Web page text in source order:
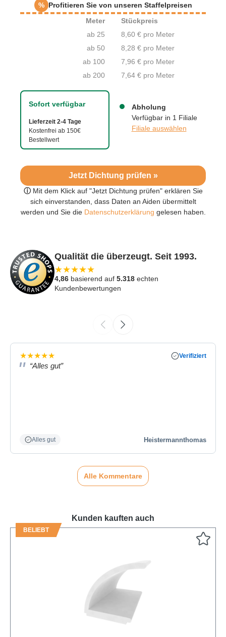
Jetzt Dichtung prüfen »
ⓘ Mit dem Klick auf "Jetzt Dichtung prüfen" erklären Sie
sich einverstanden, dass Daten an Aiden übermittelt
werden und Sie dieDatenschutzerklärung gelesen haben.
Sofort verfügbar
Lieferzeit 2-4 Tage
Kostenfrei ab 150€
Bestellwert
Abholung
Verfügbar in 1 Filiale
Filiale auswählen
% Profitieren Sie von unseren Staffelpreisen
Meter
Stückpreis
ab 25
8,60 € pro Meter
ab 50
8,28 € pro Meter
ab 100
7,96 € pro Meter
ab 200
7,64 € pro Meter
Qualität die überzeugt. Seit 1993.
★★★★★
4,86 basierend auf 5.318 echten
Kundenbewertungen
★★★★★ Verifiziert
“Alles gut”
Alles gut Heistermannthomas
Alle Kommentare
Kunden kauften auch
BELIEBT